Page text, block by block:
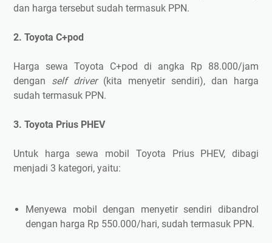
dan harga tersebut sudah termasuk PPN.
2. Toyota C+pod
Harga sewa Toyota C+pod di angka Rp 88.000/jam
dengan self driver(kita menyetir sendiri), dan harga
sudah termasuk PPN.
3. Toyota Prius PHEV
Untuk harga sewa mobil Toyota Prius PHEV, dibagi
menjadi 3 kategori, yaitu:
Menyewa mobil dengan menyetir sendiri dibandrol
dengan harga Rp 550.000/hari, sudah termasuk PPN.